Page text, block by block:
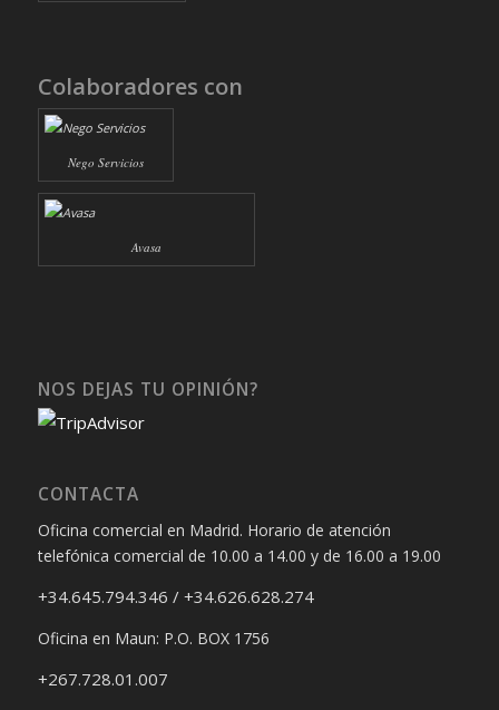
Colaboradores con
Nego Servicios
Avasa
NOS DEJAS TU OPINIÓN?
CONTACTA
Oficina comercial en Madrid. Horario de atención
telefónica comercial de 10.00 a 14.00 y de 16.00 a 19.00
+34.645.794.346 / +34.626.628.274
Oficina en Maun: P.O. BOX 1756
+267.728.01.007